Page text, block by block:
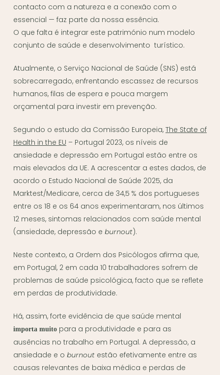
contacto com a natureza e a conexão com o
essencial — faz parte da nossa essência.
O que falta é integrar este património num modelo
conjunto de saúde e desenvolvimento turístico.
Atualmente, o Serviço Nacional de Saúde (SNS) está
sobrecarregado, enfrentando escassez de recursos
humanos, filas de espera e pouca margem
orçamental para investir em prevenção.
Segundo o estudo da Comissão Europeia, The State of
Health in the EU – Portugal 2023, os níveis de
ansiedade e depressão em Portugal estão entre os
mais elevados da UE. A acrescentar a estes dados, de
acordo o Estudo Nacional de Saúde 2025, da
Marktest/Medicare, cerca de 34,5 % dos portugueses
entre os 18 e os 64 anos experimentaram, nos últimos
12 meses, sintomas relacionados com saúde mental
(ansiedade, depressão e burnout).
Neste contexto, a Ordem dos Psicólogos afirma que,
em Portugal, 2 em cada 10 trabalhadores sofrem de
problemas de saúde psicológica, facto que se reflete
em perdas de produtividade.
Há, assim, forte evidência de que saúde mental
importa muitopara a produtividade e para as
ausências no trabalho em Portugal. A depressão, a
ansiedade e o burnoutestão efetivamente entre as
causas relevantes de baixa médica e perdas de